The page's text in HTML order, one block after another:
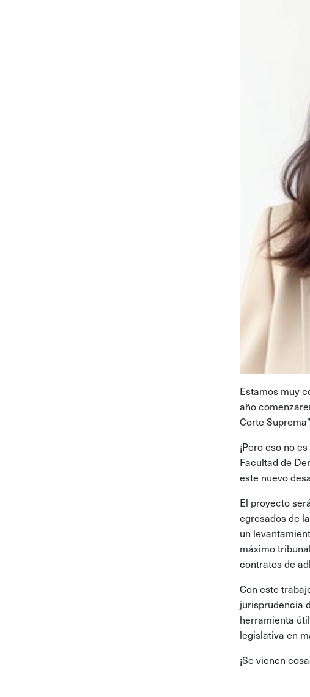
Estamos muy
año
Corte
¡Pero eso no
Facultad de
este nuevo
El proyecto
egresados de
un
máximo
contratos de
Con este
jurisprudencia
herramienta
legislativa en
¡Se vienen